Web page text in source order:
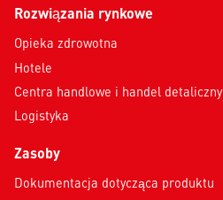
Rozwiązania rynkowe
Opieka zdrowotna
Hotele
Centra handlowe i handel detaliczny
Logistyka
Zasoby
Dokumentacja dotycząca produktu